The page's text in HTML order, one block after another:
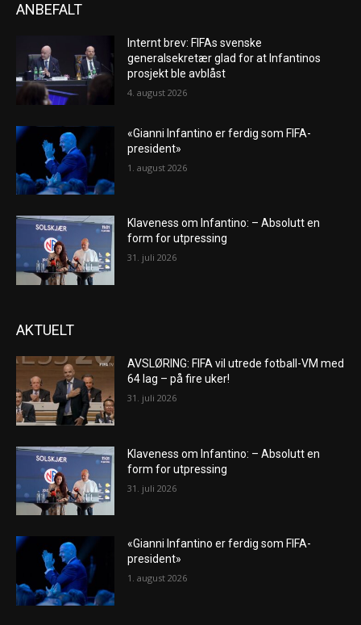
ANBEFALT
Internt brev: FIFAs svenske
generalsekretær glad for at Infantinos
prosjekt ble avblåst
4. august 2026
«Gianni Infantino er ferdig som FIFA-
president»
1. august 2026
Klaveness om Infantino: – Absolutt en
form for utpressing
31. juli 2026
AKTUELT
AVSLØRING: FIFA vil utrede fotball-VM med
64 lag – på fire uker!
31. juli 2026
Klaveness om Infantino: – Absolutt en
form for utpressing
31. juli 2026
«Gianni Infantino er ferdig som FIFA-
president»
1. august 2026